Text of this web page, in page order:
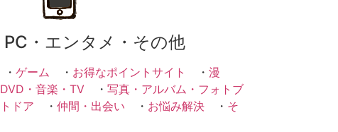
・エンタメ・その他
・ ゲーム ・ お得なポイントサイト ・ 漫
・音楽・TV ・ 写真・アルバム・フォトブ
ドア ・ 仲間・出会い ・ お悩み解決 ・ そ